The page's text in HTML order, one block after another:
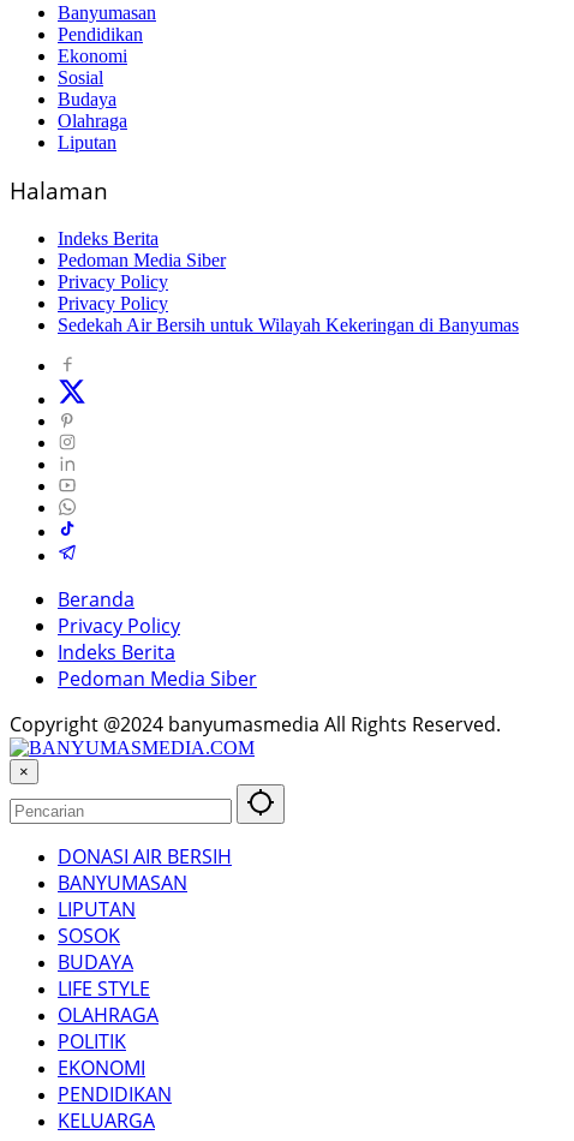
Banyumasan
Pendidikan
Ekonomi
Sosial
Budaya
Olahraga
Liputan
Halaman
Indeks Berita
Pedoman Media Siber
Privacy Policy
Privacy Policy
Sedekah Air Bersih untuk Wilayah Kekeringan di Banyumas
Beranda
Privacy Policy
Indeks Berita
Pedoman Media Siber
Copyright @2024 banyumasmedia All Rights Reserved.
×
DONASI AIR BERSIH
BANYUMASAN
LIPUTAN
SOSOK
BUDAYA
LIFE STYLE
OLAHRAGA
POLITIK
EKONOMI
PENDIDIKAN
KELUARGA